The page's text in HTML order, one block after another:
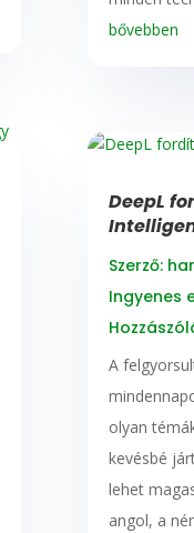
bővebben
DeepL
Szerző:
Ingyenes
A
olyan
kevésbé
lehet
angol, a